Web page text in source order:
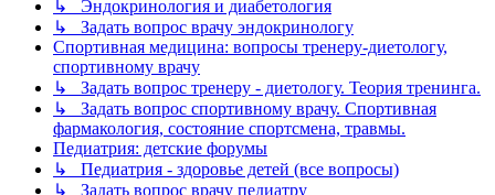
↳ Эндокринология и диабетология
↳ Задать вопрос врачу эндокринологу
Спортивная медицина: вопросы тренеру-диетологу,
спортивному врачу
↳ Задать вопрос тренеру - диетологу. Теория тренинга.
↳ Задать вопрос спортивному врачу. Спортивная
фармакология, состояние спортсмена, травмы.
Педиатрия: детские форумы
↳ Педиатрия - здоровье детей (все вопросы)
↳ Задать вопрос врачу педиатру